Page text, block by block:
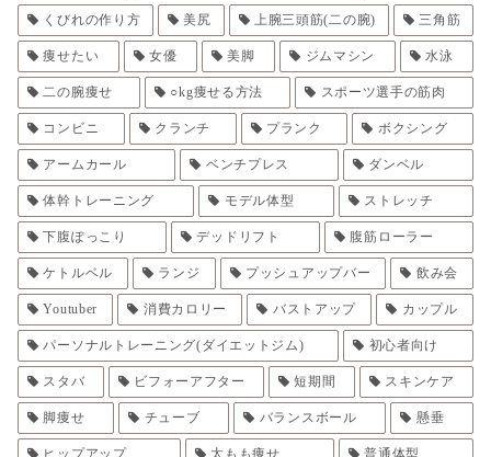
くびれの作り方 美尻 上腕三頭筋(二の腕) 三角筋
痩せたい 女優 美脚 ジムマシン 水泳
二の腕痩せ ○kg痩せる方法 スポーツ選手の筋肉
コンビニ クランチ プランク ボクシング
アームカール ベンチプレス ダンベル
体幹トレーニング モデル体型 ストレッチ
下腹ぽっこり デッドリフト 腹筋ローラー
ケトルベル ランジ プッシュアップバー 飲み会
Youtuber 消費カロリー バストアップ カップル
パーソナルトレーニング(ダイエットジム) 初心者向け
スタバ ビフォーアフター 短期間 スキンケア
脚痩せ チューブ バランスボール 懸垂